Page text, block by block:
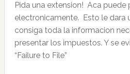
Pida una extension! Aca puede
electronicamente. Esto le dara
consiga toda la informacion
presentar los impuestos. Y se
“Failure to File”